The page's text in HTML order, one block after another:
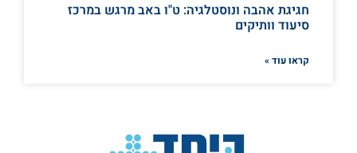
חגיגת אהבה ונוסטלגיה: ט"ו באב מרגש במרכז
סיעוד וותיקים
קראו עוד »